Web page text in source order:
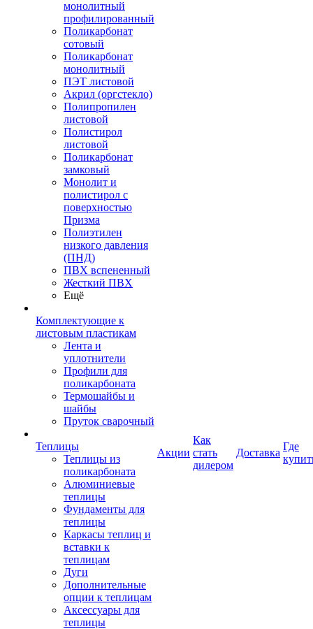
монолитный
профилированный
Поликарбонат
сотовый
Поликарбонат
монолитный
ПЭТ листовой
Акрил (оргстекло)
Полипропилен
листовой
Полистирол
листовой
Поликарбонат
замковый
Монолит и
полистирол с
поверхностью
Призма
Полиэтилен
низкого давления
(ПНД)
ПВХ вспененный
Жесткий ПВХ
Ещё
Комплектующие к
листовым пластикам
Лента и
уплотнители
Профили для
поликарбоната
Термошайбы и
шайбы
Пруток сварочный
Теплицы
Теплицы из
поликарбоната
Алюминиевые
теплицы
Фундаменты для
теплицы
Каркасы теплиц и
вставки к
теплицам
Дуги
Дополнительные
опции к теплицам
Аксессуары для
теплицы
Акции
Как
стать
дилером
Доставка
Где